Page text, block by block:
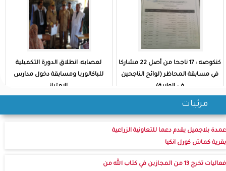
كنكوصه : 17 ناجحا من أصل 22 مشاركا
في مسابقة المحاظر (لوائح الناجحين
في الولاية)
لعصابه: انطلاق الدورة التكميلية
للباكالوريا ومسابقة دخول مدارس
الامتياز
مرئيات
عمدة بلاجميل يقدم دعما للتعاونية الزراعية
بقرية كماش كورل انكيا
فعاليات تخرج 13 من المجازين في كتاب الله من